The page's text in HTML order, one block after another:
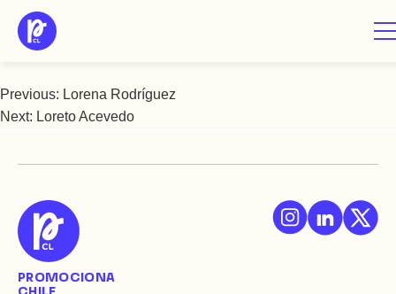
Saltar
Lorena Silva
Navegación
entradas
Previous: Lorena Rodríguez
Next: Loreto Acevedo
PROMOCIONA